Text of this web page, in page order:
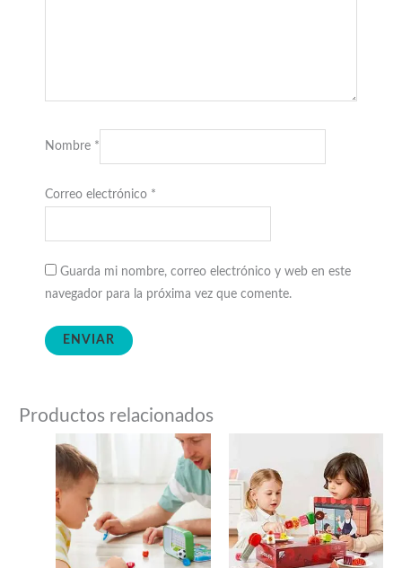
Nombre *
Correo electrónico *
Guarda mi nombre, correo electrónico y web en este
navegador para la próxima vez que comente.
Productos relacionados